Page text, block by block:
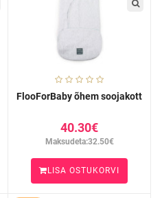
FlooForBaby õhem soojakott
40.30€
Maksudeta:32.50€
LISA OSTUKORVI